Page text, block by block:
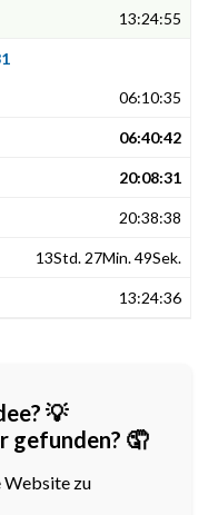
13:24:55
06:10:35
06:40:42
20:08:31
20:38:38
13Std. 27Min. 49Sek.
13:24:36
💡
gefunden? 🤦
Website zu